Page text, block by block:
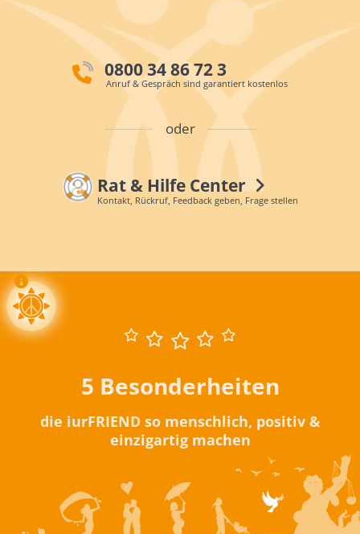
0800 34 86 72 3
Anruf & Gespräch sind garantiert kostenlos
oder
Rat & Hilfe Center
Kontakt, Rückruf, Feedback geben, Frage stellen
5 Besonderheiten
die iurFRIEND so menschlich, positiv &
einzigartig machen